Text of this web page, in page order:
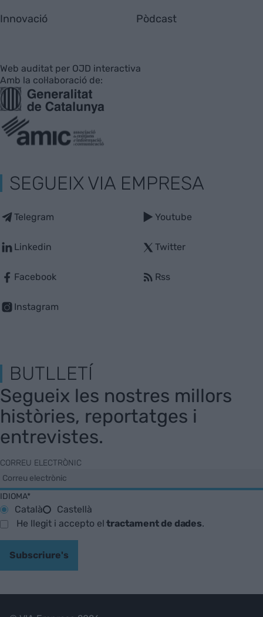
Innovació Pòdcast
Web auditat per OJD interactiva
Amb la col·laboració de:
SEGUEIX VIA EMPRESA
Telegram
Linkedin
Facebook
Instagram
Youtube
Twitter
Rss
BUTLLETÍ
Segueix les nostres millors
històries, reportatges i
entrevistes.
CORREU ELECTRÒNIC
IDIOMA*
Català
Castellà
He llegit i accepto eltractament de dades.
Subscriure's